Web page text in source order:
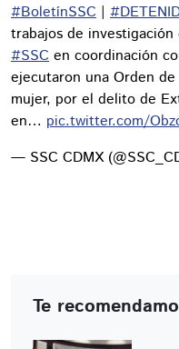
#BoletínSSC |
trabajos de
#SSC en coordinación
ejecutaron una Orden
mujer, por el delito de
en… pic.twitter.com/
— SSC CDMX
Te